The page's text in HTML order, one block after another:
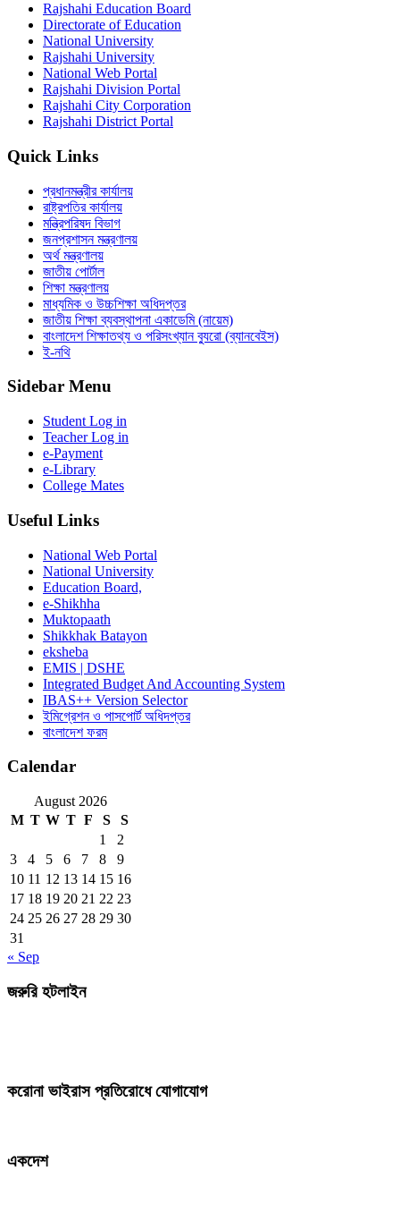
Rajshahi Education Board
Directorate of Education
National University
Rajshahi University
National Web Portal
Rajshahi Division Portal
Rajshahi City Corporation
Rajshahi District Portal
Quick Links
প্রধানমন্ত্রীর কার্যালয়
রাষ্ট্রপতির কার্যালয়
মন্ত্রিপরিষদ বিভাগ
জনপ্রশাসন মন্ত্রণালয়
অর্থ মন্ত্রণালয়
জাতীয় পোর্টাল
শিক্ষা মন্ত্রণালয়
মাধ্যমিক ও উচ্চশিক্ষা অধিদপ্তর
জাতীয় শিক্ষা ব্যবস্থাপনা একাডেমি (নায়েম)
বাংলাদেশ শিক্ষাতথ্য ও পরিসংখ্যান ব্যুরো (ব্যানবেইস)
ই-নথি
Sidebar Menu
Student Log in
Teacher Log in
e-Payment
e-Library
College Mates
Useful Links
National Web Portal
National University
Education Board,
e-Shikhha
Muktopaath
Shikkhak Batayon
eksheba
EMIS | DSHE
Integrated Budget And Accounting System
IBAS++ Version Selector
ইমিগ্রেশন ও পাসপোর্ট অধিদপ্তর
বাংলাদেশ ফরম
Calendar
August 2026
M T W T F S
S
1
2
3
4 5 6 7 8
9
10 11 12 13 14 15 16
17 18 19 20 21 22 23
24 25 26 27 28 29 30
31
« Sep
জরুরি হটলাইন
করোনা ভাইরাস প্রতিরোধে যোগাযোগ
একদেশ